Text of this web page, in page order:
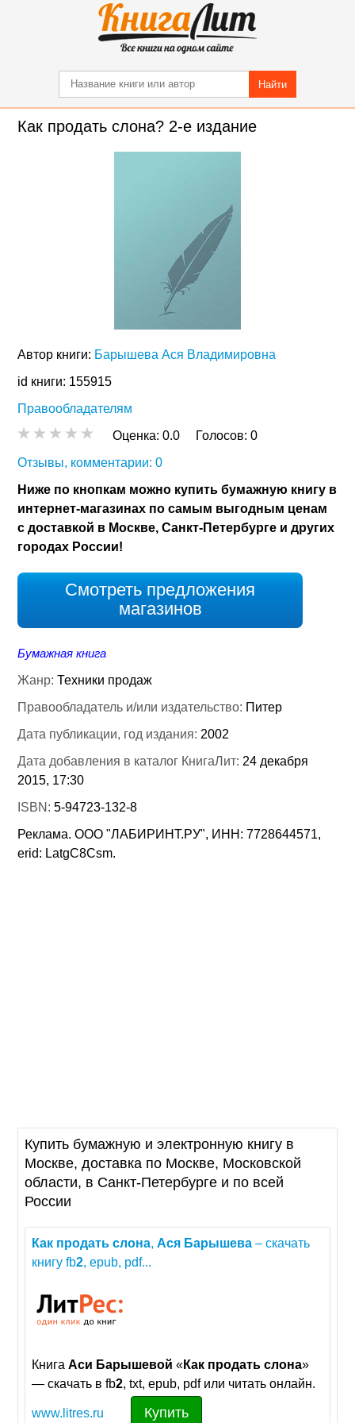
Найти
Как продать слона? 2-е издание
Автор книги: Барышева Ася Владимировна
id книги: 155915
Правообладателям
Оценка:0.0 Голосов:0
Отзывы, комментарии: 0
Ниже по кнопкам можно купить бумажную книгу в
интернет-магазинах по самым выгодным ценам
с доставкой в Москве, Санкт-Петербурге и других
городах России!
Смотреть предложения
магазинов
Бумажная книга
Жанр:Техники продаж
Правообладатель и/или издательство: Питер
Дата публикации, год издания: 2002
Дата добавления в каталог КнигаЛит: 24 декабря
2015, 17:30
ISBN:5-94723-132-8
Реклама. ООО "ЛАБИРИНТ.РУ", ИНН: 7728644571,
erid: LatgC8Csm.
Купить бумажную и электронную книгу в
Москве, доставка по Москве, Московской
области, в Санкт-Петербурге и по всей
России
Как продать слона,Ася Барышева – скачать
книгу fb2, epub, pdf...
КнигаАси Барышевой «Как продать слона»
— скачать в fb2, txt, epub, pdf или читать онлайн.
www.litres.ru Купить